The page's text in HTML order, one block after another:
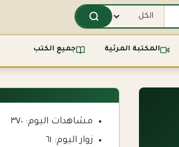
المكتبة المرئية جميع الكتب
مشاهدات اليوم: ٣٧٠
زوار اليوم: ٦١